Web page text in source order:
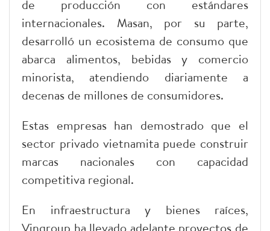
de producción con estándares
internacionales. Masan, por su parte,
desarrolló un ecosistema de consumo que
abarca alimentos, bebidas y comercio
minorista, atendiendo diariamente a
decenas de millones de consumidores.
Estas empresas han demostrado que el
sector privado vietnamita puede construir
marcas nacionales con capacidad
competitiva regional.
En infraestructura y bienes raíces,